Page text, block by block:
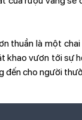
thuần là một
khao vươn tới sự
đến cho người